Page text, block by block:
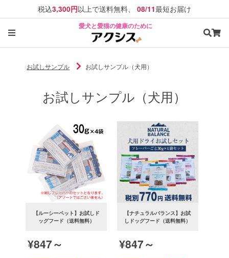
税込3,300円以上で送料無料、 08/11最短お届け
愛犬と愛猫の健康のために
お試しサンプル お試しサンプル（犬用）
お試しサンプル（犬用）
【ルーシーペット】お試しド
ッグフード（送料無料）
¥847～
【ナチュラルバランス】お試
しドッグフード（送料無料）
¥847～